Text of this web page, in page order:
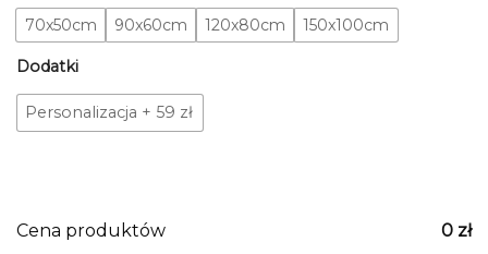
70x50cm 90x60cm 120x80cm 150x100cm
Dodatki
Personalizacja + 59 zł
Cena produktów 0 zł